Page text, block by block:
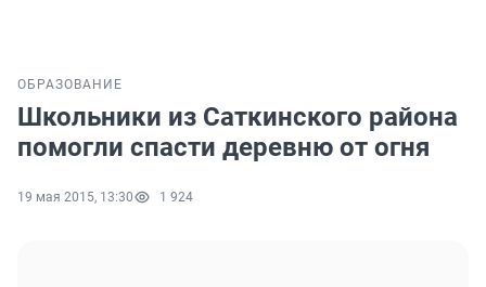
ОБРАЗОВАНИЕ
Школьники из Саткинского района
помогли спасти деревню от огня
19 мая 2015, 13:30 1 924